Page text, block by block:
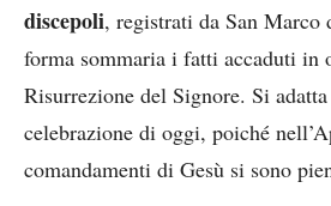
discepoli, registrati da San Marco
forma sommaria i fatti accaduti in
Risurrezione del Signore. Si
celebrazione di oggi, poiché
comandamenti di Gesù si sono